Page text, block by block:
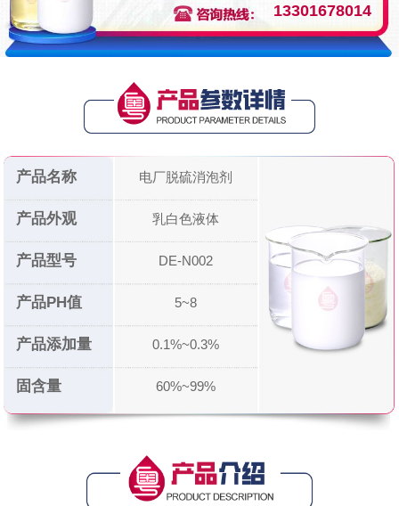
13301678014
产品名称
产品外观
产品型号
产品PH值
产品添加量
固含量
电厂脱硫消泡剂
乳白色液体
DE-N002
5~8
0.1%~0.3%
60%~99%